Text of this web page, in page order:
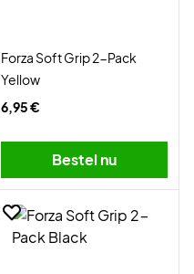
Forza Soft Grip 2-Pack
Yellow
6,95 €
Bestel nu